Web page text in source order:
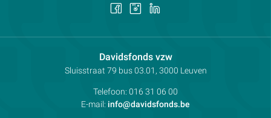
Davidsfonds vzwContactpersoon:
Adres:
Sluisstraat 79 bus 03.01, 3000 Leuven
Telefoon: 016 31 06 00
E-mail: info@davidsfonds.be
Volg Volg